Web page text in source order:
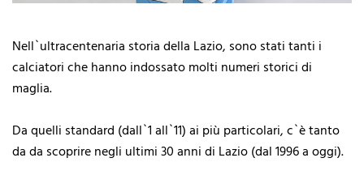
Nell`ultracentenaria storia della Lazio, sono stati tanti i
calciatori che hanno indossato molti numeri storici di
maglia.
Da quelli standard (dall`1 all`11) ai più particolari, c`è tanto
da da scoprire negli ultimi 30 anni di Lazio (dal 1996 a oggi).